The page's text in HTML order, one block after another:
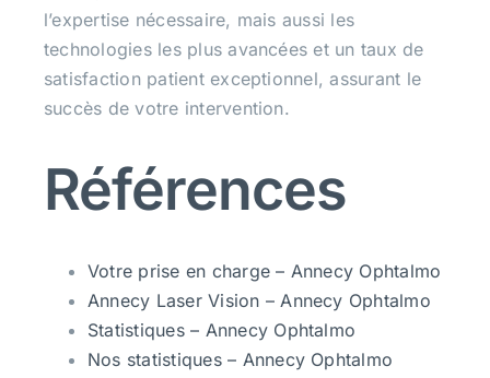
l’expertise nécessaire, mais aussi les
technologies les plus avancées et un taux de
satisfaction patient exceptionnel, assurant le
succès de votre intervention.
Références
Votre prise en charge – Annecy Ophtalmo
Annecy Laser Vision – Annecy Ophtalmo
Statistiques – Annecy Ophtalmo
Nos statistiques – Annecy Ophtalmo